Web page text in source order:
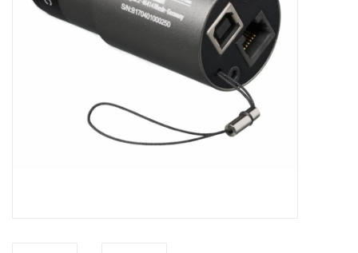
Globes / Gadgets